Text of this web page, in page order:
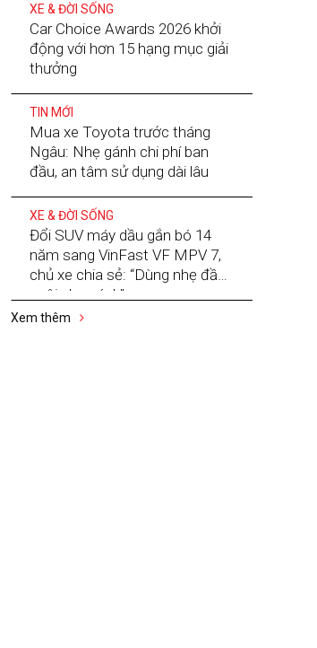
XE & ĐỜI SỐNG
Car Choice Awards 2026 khởi
động với hơn 15 hạng mục giải
thưởng
TIN MỚI
Mua xe Toyota trước tháng
Ngâu: Nhẹ gánh chi phí ban
đầu, an tâm sử dụng dài lâu
XE & ĐỜI SỐNG
Đổi SUV máy dầu gắn bó 14
năm sang VinFast VF MPV 7,
chủ xe chia sẻ: “Dùng nhẹ đầu,
nuôi nhẹ gánh”
Xem thêm